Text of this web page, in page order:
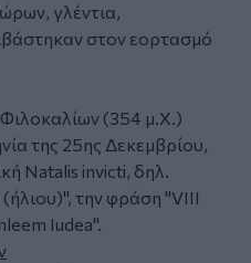
γλέντια,
στον εορτασμό
(354 μ.Χ.)
της 25ης Δεκεμβρίου,
Natalis invicti, δηλ.
την φράση "VIII
Iudea".